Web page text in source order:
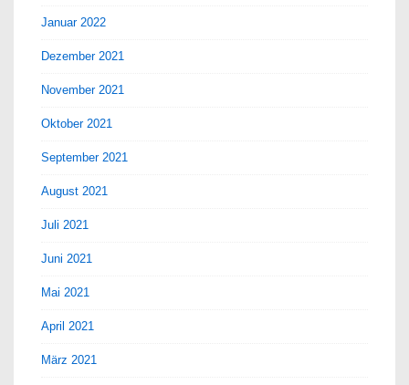
Januar 2022
Dezember 2021
November 2021
Oktober 2021
September 2021
August 2021
Juli 2021
Juni 2021
Mai 2021
April 2021
März 2021